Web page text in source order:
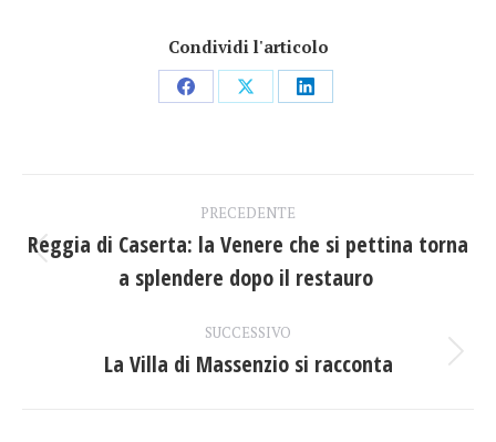
Condividi l'articolo
CondividiCondividiCondividi
tra
PRECEDENTE
Post
precedente:
Reggia di Caserta: la Venere che si pettina torna
a splendere dopo il restauro
SUCCESSIVO
Prossimo
La Villa di Massenzio si racconta